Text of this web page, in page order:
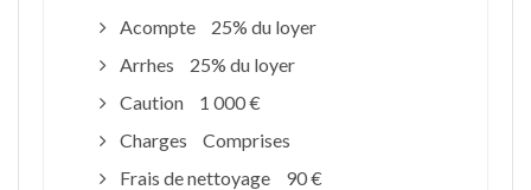
Acompte
25% du loyer
Arrhes
25% du loyer
Caution
1 000 €
Charges
Comprises
Frais de nettoyage
90 €